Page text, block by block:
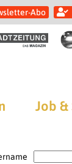
Abo
Job &